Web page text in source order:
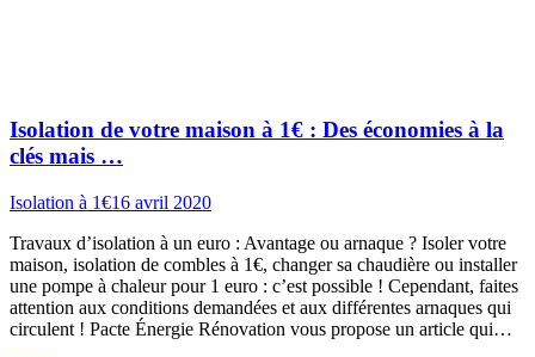
Isolation de votre maison à 1€ : Des économies à la
clés mais …
Isolation à 1€16 avril 2020
Travaux d’isolation à un euro : Avantage ou arnaque ? Isoler votre
maison, isolation de combles à 1€, changer sa chaudière ou installer
une pompe à chaleur pour 1 euro : c’est possible ! Cependant, faites
attention aux conditions demandées et aux différentes arnaques qui
circulent ! Pacte Énergie Rénovation vous propose un article qui…